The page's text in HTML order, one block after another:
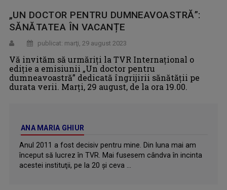
„UN DOCTOR PENTRU DUMNEAVOASTRĂ”:
SĂNĂTATEA ÎN VACANȚE
publicat: marţi, 29 august 2023
Vă invităm să urmăriți la TVR Internațional o
ediție a emisiunii „Un doctor pentru
dumneavoastră” dedicată îngrijirii sănătății pe
durata verii. Marți, 29 august, de la ora 19.00.
ANA MARIA GHIUR
Anul 2011 a fost decisiv pentru mine. Din luna mai am
început să lucrez în TVR. Mai fusesem cândva în incinta
acestei instituţii, pe la 20 şi ceva ...